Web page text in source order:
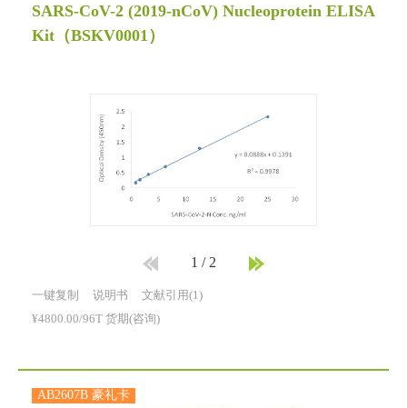
SARS-CoV-2 (2019-nCoV) Nucleoprotein ELISA
Kit （BSKV0001）
1 /2
一键复制 说明书
文献引用(1)
¥4800.00/96T 货期(咨询)
AB2607B 豪礼卡